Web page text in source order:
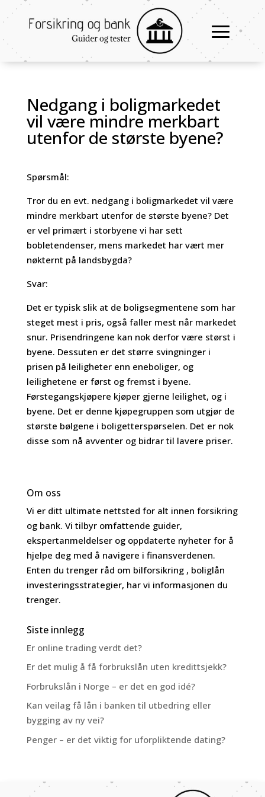
Nedgang i boligmarkedet
vil være mindre merkbart
utenfor de største byene?
Spørsmål:
Tror du en evt. nedgang i boligmarkedet vil være
mindre merkbart utenfor de største byene? Det
er vel primært i storbyene vi har sett
bobletendenser, mens markedet har vært mer
nøkternt på landsbygda?
Svar:
Det er typisk slik at de boligsegmentene som har
steget mest i pris, også faller mest når markedet
snur. Prisendringene kan nok derfor være størst i
byene. Dessuten er det større svingninger i
prisen på leiligheter enn eneboliger, og
leilighetene er først og fremst i byene.
Førstegangskjøpere kjøper gjerne leilighet, og i
byene. Det er denne kjøpegruppen som utgjør de
største bølgene i boligetterspørselen. Det er nok
disse som nå avventer og bidrar til lavere priser.
Om oss
Vi er ditt ultimate nettsted for alt innen forsikring
og bank. Vi tilbyr omfattende guider,
ekspertanmeldelser og oppdaterte nyheter for å
hjelpe deg med å navigere i finansverdenen.
Enten du trenger råd om bilforsikring , boliglån
investeringsstrategier, har vi informasjonen du
trenger.
Siste innlegg
Er online trading verdt det?
Er det mulig å få forbrukslån uten kredittsjekk?
Forbrukslån i Norge – er det en god idé?
Kan veilag få lån i banken til utbedring eller
bygging av ny vei?
Penger – er det viktig for uforpliktende dating?